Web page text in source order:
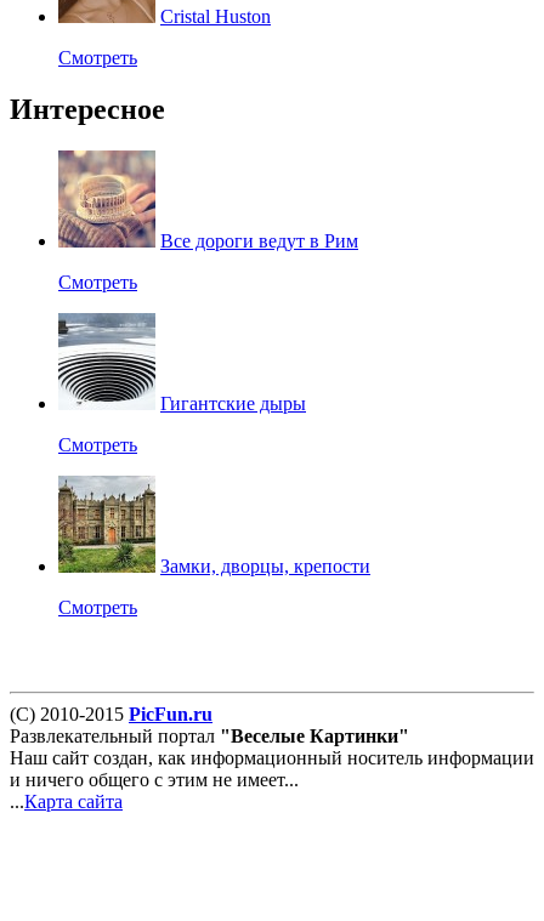
Cristal Huston
Смотреть
Интересное
Все дороги ведут в Рим
Смотреть
Гигантские дыры
Смотреть
Замки, дворцы, крепости
Смотреть
(С) 2010-2015 PicFun.ru
Развлекательный портал "Веселые Картинки"
Наш сайт создан, как информационный носитель информации
и ничего общего с этим не имеет...
...Карта сайта